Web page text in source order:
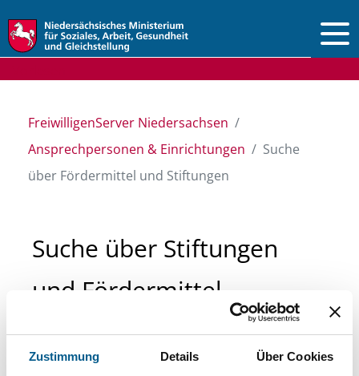
Zustimmung Details Über Cookies
FreiwilligenServer Niedersachsen
Ansprechpersonen & Einrichtungen
Suche
über Fördermittel und Stiftungen
Suche über Stiftungen
und Fördermittel
Sie suchen finanzielle Unterstützung für ein
Projekt oder ein Vorhaben? Hier können Sie